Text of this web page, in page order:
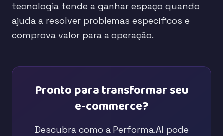
tecnologia tende a ganhar espaço quando
ajuda a resolver problemas específicos e
comprova valor para a operação.
Pronto para transformar seu
e-commerce?
Descubra como a Performa.AI pode